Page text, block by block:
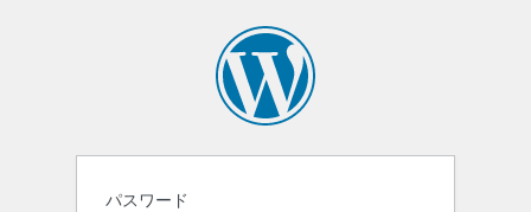
パスワード